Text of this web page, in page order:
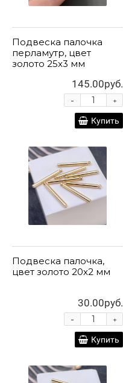
Подвеска палочка
перламутр, цвет
золото 25х3 мм
145.00руб.
+
-
Купить
Подвеска палочка,
цвет золото 20х2 мм
30.00руб.
+
-
Купить